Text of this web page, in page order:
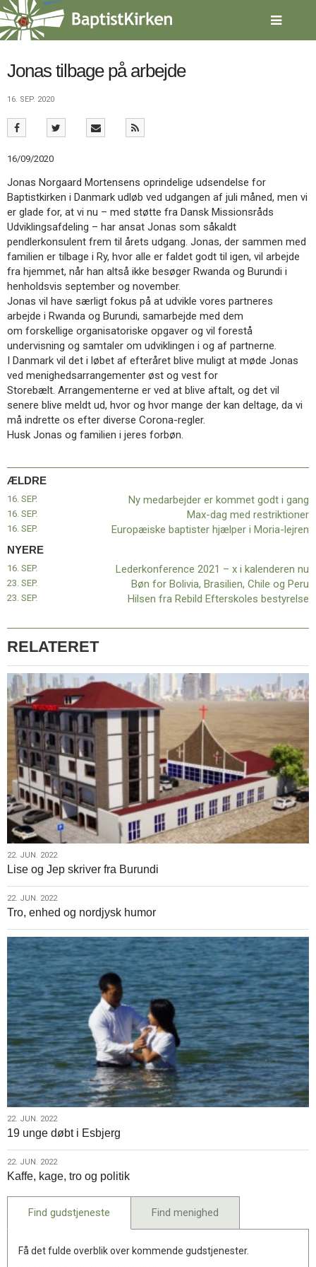
Spring
menu
over
indholdVend
forsiden
1.0:
Forside
3.0:
Kalender
4.0:
Inspiration
5.0:
Værktøjskassen
6.0:
Mission
7.0:
Om
BaptistKirken
8.0:
Kontakt
Forside
10.0:
Nyheder
11.0:
Kalender
12.0:
Inspiration
13.0:
Værktøjskassen
14.0:
Mission
15.0:
Om
BaptistKirken
16.0:
Kontakt
Næste
Lederkonference
2021
nuForrige
indlæg:
Ny
medarbejder
kommet
godt
gang
Jonas tilbage på arbejde
16. SEP. 2020
16/09/2020
Jonas Norgaard Mortensens oprindelige udsendelse for
Baptistkirken i Danmark udløb ved udgangen af juli måned, men vi
er glade for, at vi nu – med støtte fra Dansk Missionsråds
Udviklingsafdeling – har ansat Jonas som såkaldt
pendlerkonsulent frem til årets udgang. Jonas, der sammen med
familien er tilbage i Ry, hvor alle er faldet godt til igen, vil arbejde
fra hjemmet, når han altså ikke besøger Rwanda og Burundi i
henholdsvis september og november.
Jonas vil have særligt fokus på at udvikle vores partneres
arbejde i Rwanda og Burundi, samarbejde med dem
om forskellige organisatoriske opgaver og vil forestå
undervisning og samtaler om udviklingen i og af partnerne.
I Danmark vil det i løbet af efteråret blive muligt at møde Jonas
ved menighedsarrangementer øst og vest for
Storebælt. Arrangementerne er ved at blive aftalt, og det vil
senere blive meldt ud, hvor og hvor mange der kan deltage, da vi
må indrette os efter diverse Corona-regler.
Husk Jonas og familien i jeres forbøn.
ÆLDRE
16. SEP. Ny medarbejder er kommet godt i gang
16. SEP. Max-dag med restriktioner
16. SEP. Europæiske baptister hjælper i Moria-lejren
NYERE
Lederkonference 2021 – x i kalenderen nu
16. SEP.
Bøn for Bolivia, Brasilien, Chile og Peru
23. SEP.
Hilsen fra Rebild Efterskoles bestyrelse
23. SEP.
RELATERET
22.
jun.
2022
22. JUN. 2022
Lise og Jep skriver fra Burundi
22.
jun.
2022
22. JUN. 2022
Tro, enhed og nordjysk humor
22.
jun.
2022
22. JUN. 2022
19 unge døbt i Esbjerg
22.
jun.
22. JUN. 2022
Kaffe, kage, tro og politik
Find gudstjeneste Find menighed
Få det fulde overblik over kommende gudstjenester.